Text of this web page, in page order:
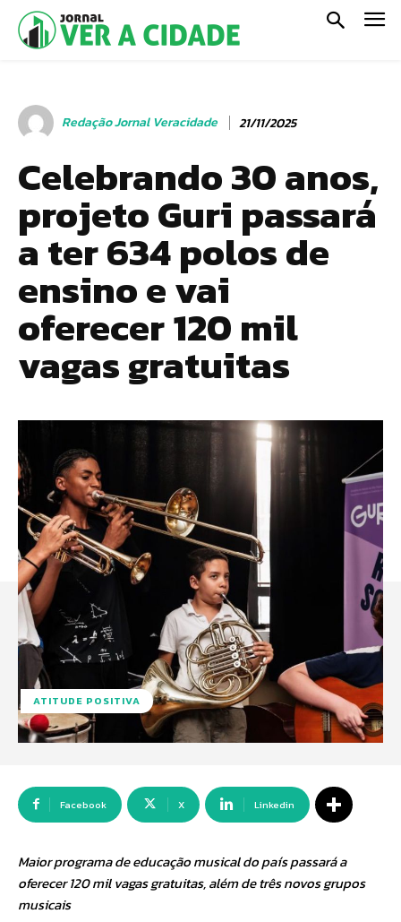
Redação Jornal Veracidade 21/11/2025
Celebrando 30 anos,
projeto Guri passará
a ter 634 polos de
ensino e vai
oferecer 120 mil
vagas gratuitas
ATITUDE POSITIVA
Facebook X Linkedin
Maior programa de educação musical do país passará a
oferecer 120 mil vagas gratuitas, além de três novos grupos
musicais